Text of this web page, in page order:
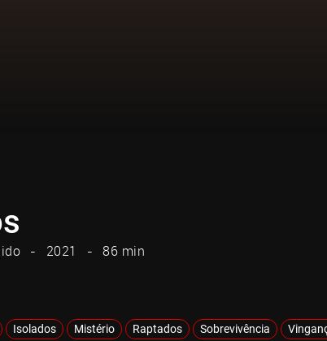
2021 86 min
Isolados Mistério Raptados Sobrevivência